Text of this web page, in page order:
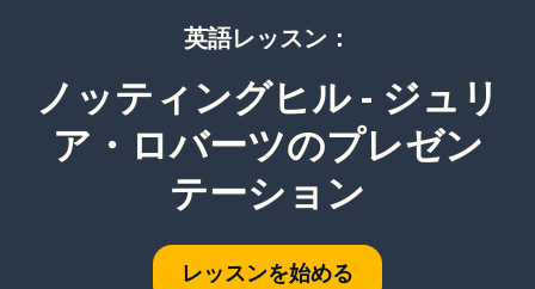
英語レッスン：
ノッティングヒル - ジュリ
ア・ロバーツのプレゼン
テーション
レッスンを始める